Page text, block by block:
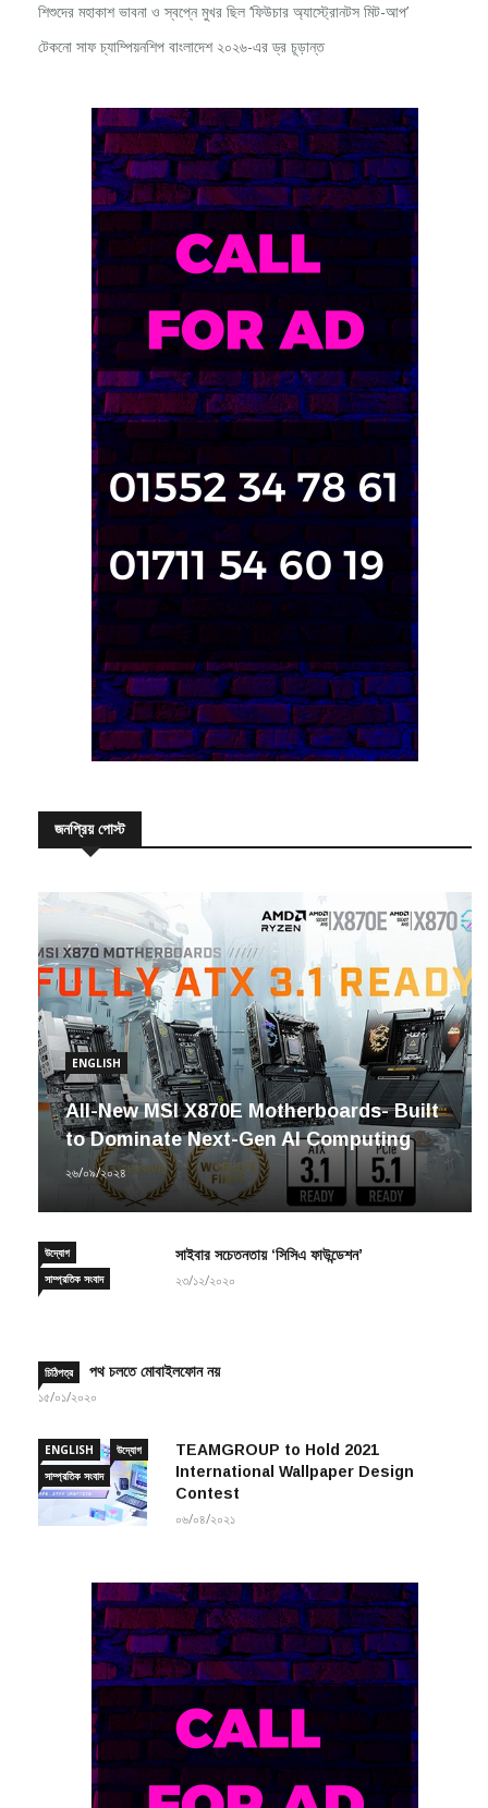
শিশুদের মহাকাশ ভাবনা ও স্বপ্নে মুখর ছিল ‘ফিউচার অ্যাস্ট্রোনটস মিট-আপ’
টেকনো সাফ চ্যাম্পিয়নশিপ বাংলাদেশ ২০২৬-এর ড্র চূড়ান্ত
জনপ্রিয় পোস্ট
ENGLISH
All-New MSI X870E Motherboards- Built
to Dominate Next-Gen AI Computing
২৬/০৯/২০২৪
উদ্যোগ
সাম্প্রতিক সংবাদ
সাইবার সচেতনতায় ‘সিসিএ ফাউন্ডেশন’
২৩/১২/২০২০
চিঠিপত্র পথ চলতে মোবাইলফোন নয়
১৫/০১/২০২০
ENGLISH
উদ্যোগ
সাম্প্রতিক সংবাদ
TEAMGROUP to Hold 2021
International Wallpaper Design
Contest
০৬/০৪/২০২১